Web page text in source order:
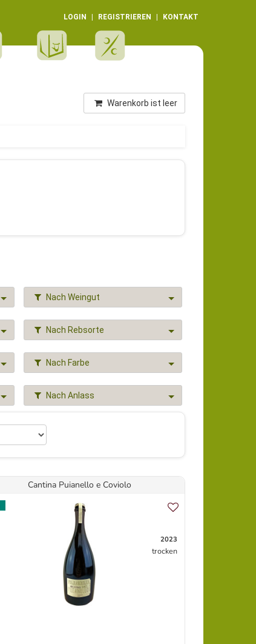
LOGIN REGISTRIEREN KONTAKT
Warenkorb ist leer
Nach Weingut
Nach Rebsorte
Nach Farbe
Nach Anlass
Cantina Puianello e Coviolo
2023
trocken